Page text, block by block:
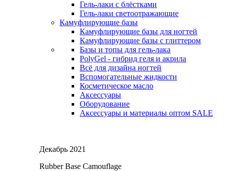
Гель-лаки с блёстками
Гель-лаки светоотражающие
Камуфлирующие базы
Камуфлирующие базы для ногтей
Камуфлирующие базы с глиттером
Базы и топы для гель-лака
PolyGel - гибрид геля и акрила
Всё для дизайна ногтей
Вспомогательные жидкости
Косметическое масло
Аксессуары
Оборудование
Аксессуары и материалы оптом SALE
Декабрь 2021
Rubber Base Camouflage